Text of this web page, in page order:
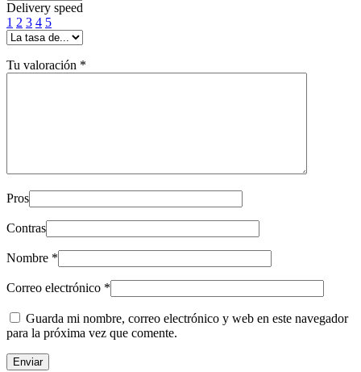
Delivery speed
1 2 3 4 5
Tu valoración *
Pros
Contras
Nombre *
Correo electrónico *
Guarda mi nombre, correo electrónico y web en este navegador
para la próxima vez que comente.